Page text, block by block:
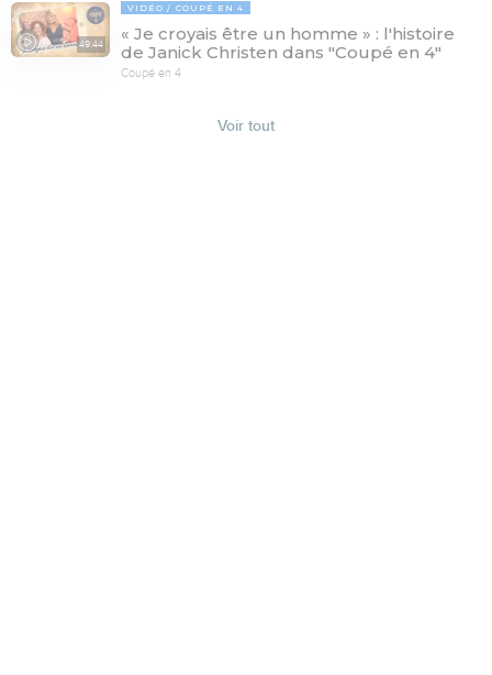
49:44
VIDÉO COUPÉ EN 4
« Je croyais être un homme » : l'histoire
de Janick Christen dans "Coupé en 4"
Coupé en 4
Voir tout